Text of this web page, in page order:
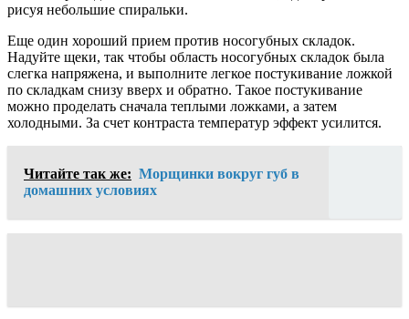
рисуя небольшие спиральки.
Еще один хороший прием против носогубных складок.
Надуйте щеки, так чтобы область носогубных складок была
слегка напряжена, и выполните легкое постукивание ложкой
по складкам снизу вверх и обратно. Такое постукивание
можно проделать сначала теплыми ложками, а затем
холодными. За счет контраста температур эффект усилится.
Читайте так же: Морщинки вокруг губ в
домашних условиях